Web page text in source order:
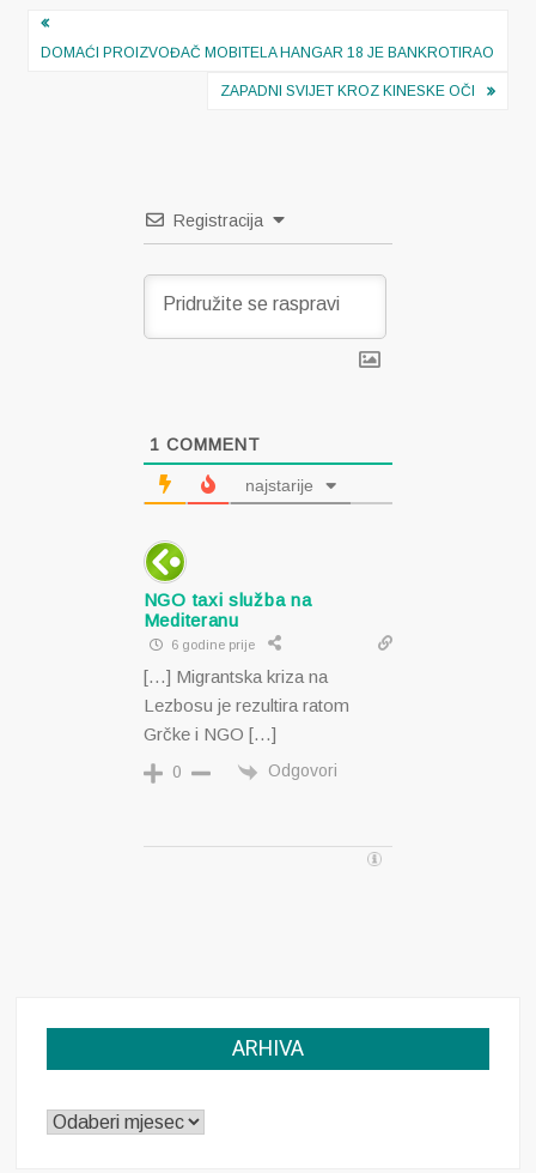
Navigacija
objava
DOMAĆI PROIZVOĐAČ MOBITELA HANGAR 18 JE BANKROTIRAO
ZAPADNI SVIJET KROZ KINESKE OČI
Registracija
1 COMMENT
najstarije
NGO taxi služba na
Mediteranu
6 godine prije
[…] Migrantska kriza na
Lezbosu je rezultira ratom
Grčke i NGO […]
0 Odgovori
ARHIVA
ARHIVA